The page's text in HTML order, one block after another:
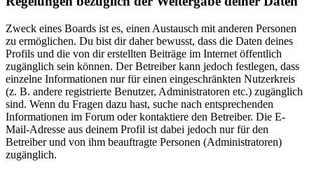
Zweck eines Boards ist es, einen Austausch mit anderen Personen
zu ermöglichen. Du bist dir daher bewusst, dass die Daten deines
Profils und die von dir erstellten Beiträge im Internet öffentlich
zugänglich sein können. Der Betreiber kann jedoch festlegen, dass
einzelne Informationen nur für einen eingeschränkten Nutzerkreis
(z. B. andere registrierte Benutzer, Administratoren etc.) zugänglich
sind. Wenn du Fragen dazu hast, suche nach entsprechenden
Informationen im Forum oder kontaktiere den Betreiber. Die E-
Mail-Adresse aus deinem Profil ist dabei jedoch nur für den
Betreiber und von ihm beauftragte Personen (Administratoren)
zugänglich.